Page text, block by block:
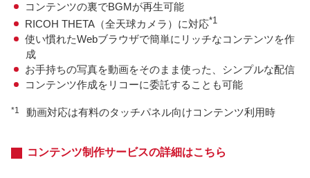
コンテンツの裏でBGMが再生可能
RICOH THETA（全天球カメラ）に対応*1
使い慣れたWebブラウザで簡単にリッチなコンテンツを作
成
お手持ちの写真を動画をそのまま使った、シンプルな配信
コンテンツ作成をリコーに委託することも可能
*1 動画対応は有料のタッチパネル向けコンテンツ利用時
コンテンツ制作サービスの詳細はこちら